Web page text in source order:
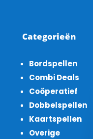
Categorieën
Bordspellen
Combi Deals
Coöperatief
Dobbelspellen
Kaartspellen
Overige